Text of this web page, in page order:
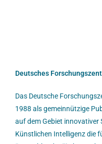
Deutsches
Das Deutsche
1988 als gemeinnützige
auf dem Gebiet
Künstlichen Intelligenz die